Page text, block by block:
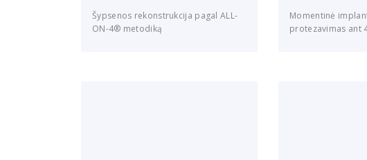
Šypsenos rekonstrukcija pagal ALL-
ON-4® metodiką
Momentinė
protezavimas ant